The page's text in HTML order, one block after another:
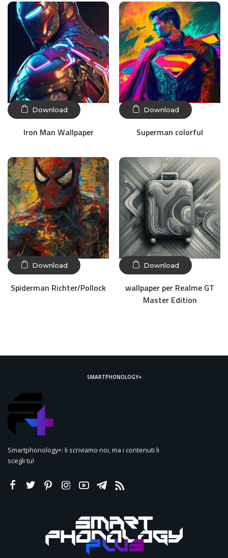
Download
Iron Man Wallpaper
Download
Superman colorful
Download
Spiderman Richter/Pollock
Download
wallpaper per Realme GT
Master Edition
SMARTPHONOLOGY+
Smartphonology+: li scriviamo noi, ma i contenuti li
scegli tu!